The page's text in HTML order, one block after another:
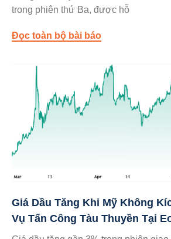
trong phiên thứ Ba, được hỗ
Đọc toàn bộ bài báo
Giá Dầu Tăng Khi Mỹ Không
Vụ Tấn Công Tàu Thuyền Tại